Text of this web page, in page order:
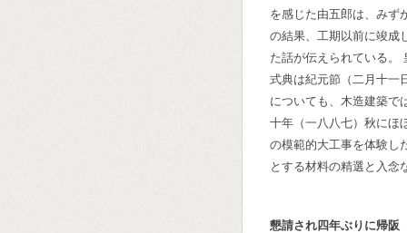
を感じた由五郎は、みず
の結果、工期以前に竣成
た話が伝えられている。
式典は紀元節（二月十一
についても、木造建築で
十年（一八八七）秋にほ
の模範的大工事を体験し
とする材料の精選と入念
懇請され四年ぶりに帰阪